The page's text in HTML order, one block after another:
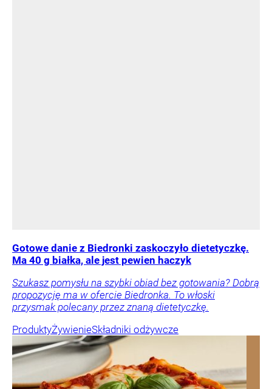
Gotowe danie z Biedronki zaskoczyło dietetyczkę.
Ma 40 g białka, ale jest pewien haczyk
Szukasz pomysłu na szybki obiad bez gotowania? Dobrą
propozycję ma w ofercie Biedronka. To włoski
przysmak polecany przez znaną dietetyczkę.
ProduktyŻywienieSkładniki odżywcze